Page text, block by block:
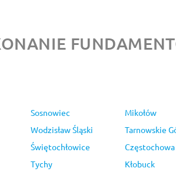
Sosnowiec Mikołów
Wodzisław Śląski Tarnowskie
Świętochłowice Częstochowa
Tychy Kłobuck